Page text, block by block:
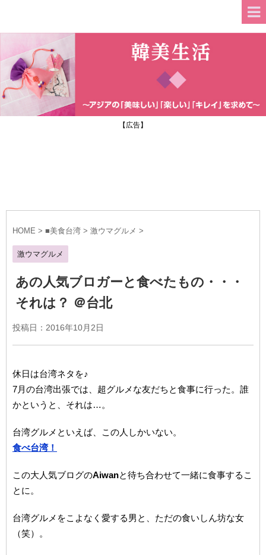
【広告】
HOME > ■美食台湾 > 激ウマグルメ >
激ウマグルメ
あの人気ブロガーと食べたもの・・・
それは？ ＠台北
投稿日：2016年10月2日
休日は台湾ネタを♪
7月の台湾出張では、超グルメな友だちと食事に行った。誰
かというと、それは…。
台湾グルメといえば、この人しかいない。
食べ台湾！
この大人気ブログのAiwanと待ち合わせて一緒に食事するこ
とに。
台湾グルメをこよなく愛する男と、ただの食いしん坊な女
（笑）。